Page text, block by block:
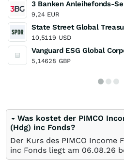
3 Banken Anleihefonds-
9,24 EUR
State Street Global
10,5119 USD
Vanguard ESG Global
5,14628 GBP
Was kostet der PIMCO
(Hdg) inc Fonds?
Der Kurs des PIMCO Income
inc Fonds liegt am 06.08.26